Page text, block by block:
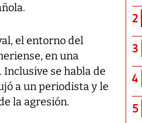
el entorno del
en una
se habla de
a un periodista y le
la agresión.
2
3
4
5